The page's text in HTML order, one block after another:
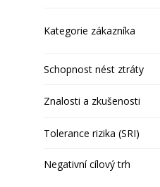
Kategorie zákazníka
Schopnost nést ztráty
Znalosti a zkušenosti
Tolerance rizika (SRI)
Negativní cílový trh